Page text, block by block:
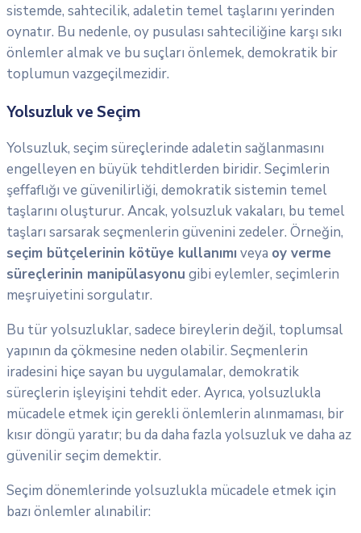
sistemde, sahtecilik, adaletin temel taşlarını yerinden
oynatır. Bu nedenle, oy pusulası sahteciliğine karşı sıkı
önlemler almak ve bu suçları önlemek, demokratik bir
toplumun vazgeçilmezidir.
Yolsuzluk ve Seçim
Yolsuzluk, seçim süreçlerinde adaletin sağlanmasını
engelleyen en büyük tehditlerden biridir. Seçimlerin
şeffaflığı ve güvenilirliği, demokratik sistemin temel
taşlarını oluşturur. Ancak, yolsuzluk vakaları, bu temel
taşları sarsarak seçmenlerin güvenini zedeler. Örneğin,
seçim bütçelerinin kötüye kullanımı veya oy verme
süreçlerinin manipülasyonu gibi eylemler, seçimlerin
meşruiyetini sorgulatır.
Bu tür yolsuzluklar, sadece bireylerin değil, toplumsal
yapının da çökmesine neden olabilir. Seçmenlerin
iradesini hiçe sayan bu uygulamalar, demokratik
süreçlerin işleyişini tehdit eder. Ayrıca, yolsuzlukla
mücadele etmek için gerekli önlemlerin alınmaması, bir
kısır döngü yaratır; bu da daha fazla yolsuzluk ve daha az
güvenilir seçim demektir.
Seçim dönemlerinde yolsuzlukla mücadele etmek için
bazı önlemler alınabilir: